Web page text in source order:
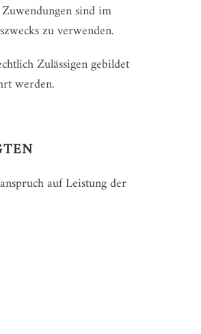
sind im
zu verwenden.
Zulässigen gebildet
werden.
auf Leistung der